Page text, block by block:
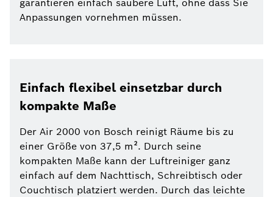
garantieren einfach saubere Luft, ohne dass Sie
Anpassungen vornehmen müssen.
Einfach flexibel einsetzbar durch
kompakte Maße
Der Air 2000 von Bosch reinigt Räume bis zu
einer Größe von 37,5 m². Durch seine
kompakten Maße kann der Luftreiniger ganz
einfach auf dem Nachttisch, Schreibtisch oder
Couchtisch platziert werden. Durch das leichte